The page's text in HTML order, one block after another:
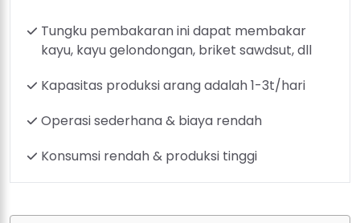
Tungku pembakaran ini dapat membakar
kayu, kayu gelondongan, briket sawdsut, dll
Kapasitas produksi arang adalah 1-3t/hari
Operasi sederhana & biaya rendah
Konsumsi rendah & produksi tinggi